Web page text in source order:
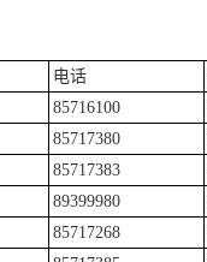
电话
85716100
85717380
85717383
89399980
85717268